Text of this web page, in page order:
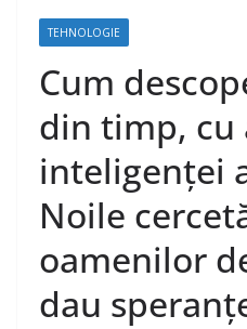
TEHNOLOGIE
Cum
din timp, cu
inteligenței
Noile
oamenilor
dau